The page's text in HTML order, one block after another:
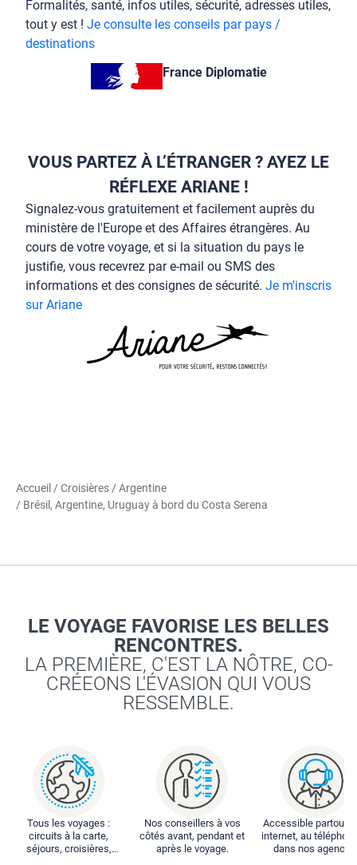
Formalités, santé, infos utiles, sécurité, adresses utiles,
tout y est ! Je consulte les conseils par pays /
destinations
France Diplomatie
VOUS PARTEZ À L’ÉTRANGER ? AYEZ LE
RÉFLEXE ARIANE !
Signalez-vous gratuitement et facilement auprès du
ministère de l'Europe et des Affaires étrangères. Au
cours de votre voyage, et si la situation du pays le
justifie, vous recevrez par e-mail ou SMS des
informations et des consignes de sécurité. Je m'inscris
sur Ariane
Accueil /Croisières /Argentine
/ Brésil, Argentine, Uruguay à bord du Costa Serena
LE VOYAGE FAVORISE LES BELLES
RENCONTRES.
LA PREMIÈRE, C'EST LA NÔTRE, CO-
CRÉEONS L'ÉVASION QUI VOUS
RESSEMBLE.
Tous les voyages :
circuits à la carte,
séjours, croisières,
Nos conseillers à vos
côtés avant, pendant et
après le voyage.
Accessible partout :
internet, au
dans nos